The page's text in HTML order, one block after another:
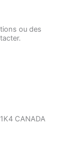
ou des
CANADA